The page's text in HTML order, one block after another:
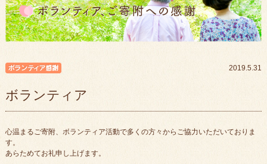
2019.5.31
ボランティア
心温まるご寄附、ボランティア活動で多くの方々からご協力いただいておりま
す。
あらためてお礼申し上げます。